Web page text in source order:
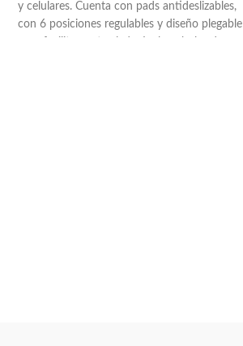
y celulares. Cuenta con pads antideslizables,
con 6 posiciones regulables y diseño plegable